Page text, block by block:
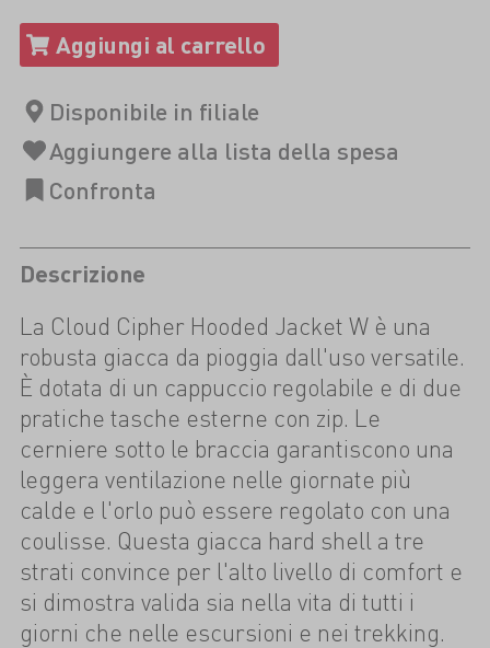
Descrizione
La Cloud Cipher Hooded Jacket W è una
robusta giacca da pioggia dall'uso versatile.
È dotata di un cappuccio regolabile e di due
pratiche tasche esterne con zip. Le
cerniere sotto le braccia garantiscono una
leggera ventilazione nelle giornate più
calde e l'orlo può essere regolato con una
coulisse. Questa giacca hard shell a tre
strati convince per l'alto livello di comfort e
si dimostra valida sia nella vita di tutti i
giorni che nelle escursioni e nei trekking.